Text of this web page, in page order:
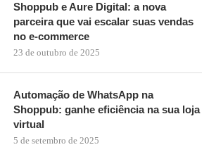
Shoppub e Aure Digital: a nova
parceira que vai escalar suas vendas
no e-commerce
23 de outubro de 2025
Automação de WhatsApp na
Shoppub: ganhe eficiência na sua loja
virtual
5 de setembro de 2025